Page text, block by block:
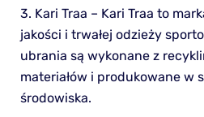
3. Kari Traa – Kari Traa to
jakości i trwałej odzieży
ubrania są wykonane z
materiałów i produkowane w
środowiska.